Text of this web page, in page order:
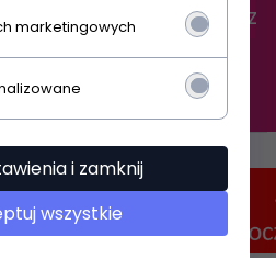
Zapisz
marketingowych
i zamknij
wszystkie